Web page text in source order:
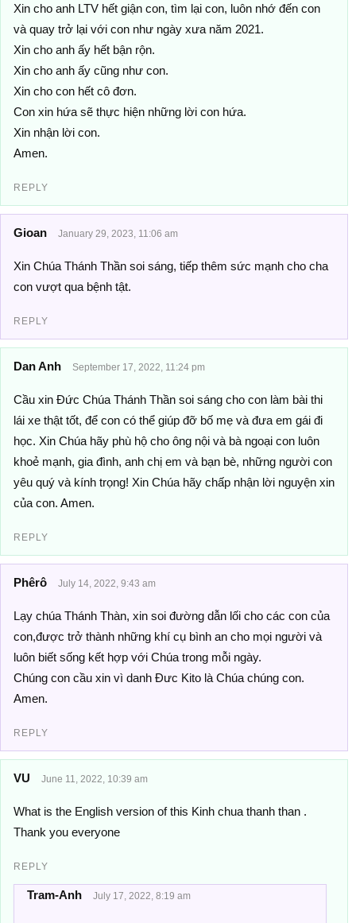
Xin cho anh LTV hết giận con, tìm lại con, luôn nhớ đến con
và quay trở lại với con như ngày xưa năm 2021.
Xin cho anh ấy hết bận rộn.
Xin cho anh ấy cũng như con.
Xin cho con hết cô đơn.
Con xin hứa sẽ thực hiện những lời con hứa.
Xin nhận lời con.
Amen.
REPLY
Gioan January 29, 2023, 11:06 am
Xin Chúa Thánh Thần soi sáng, tiếp thêm sức mạnh cho cha
con vượt qua bệnh tật.
REPLY
Dan Anh September 17, 2022, 11:24 pm
Cầu xin Đức Chúa Thánh Thần soi sáng cho con làm bài thi
lái xe thật tốt, để con có thể giúp đỡ bố mẹ và đưa em gái đi
học. Xin Chúa hãy phù hộ cho ông nội và bà ngoại con luôn
khoẻ mạnh, gia đình, anh chị em và bạn bè, những người con
yêu quý và kính trọng! Xin Chúa hãy chấp nhận lời nguyện xin
của con. Amen.
REPLY
Phêrô July 14, 2022, 9:43 am
Lạy chúa Thánh Thàn, xin soi đường dẫn lối cho các con của
con,được trở thành những khí cụ bình an cho mọi người và
luôn biết sống kết hợp với Chúa trong mỗi ngày.
Chúng con cầu xin vì danh Đưc Kito là Chúa chúng con.
Amen.
REPLY
VU June 11, 2022, 10:39 am
What is the English version of this Kinh chua thanh than .
Thank you everyone
REPLY
Tram-Anh July 17, 2022, 8:19 am